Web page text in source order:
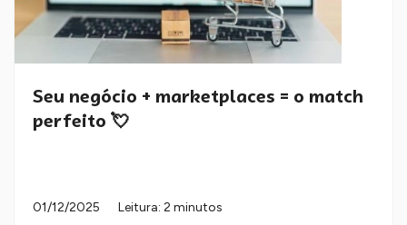
Seu negócio + marketplaces = o match
perfeito 💘
01/12/2025
Leitura: 2 minutos